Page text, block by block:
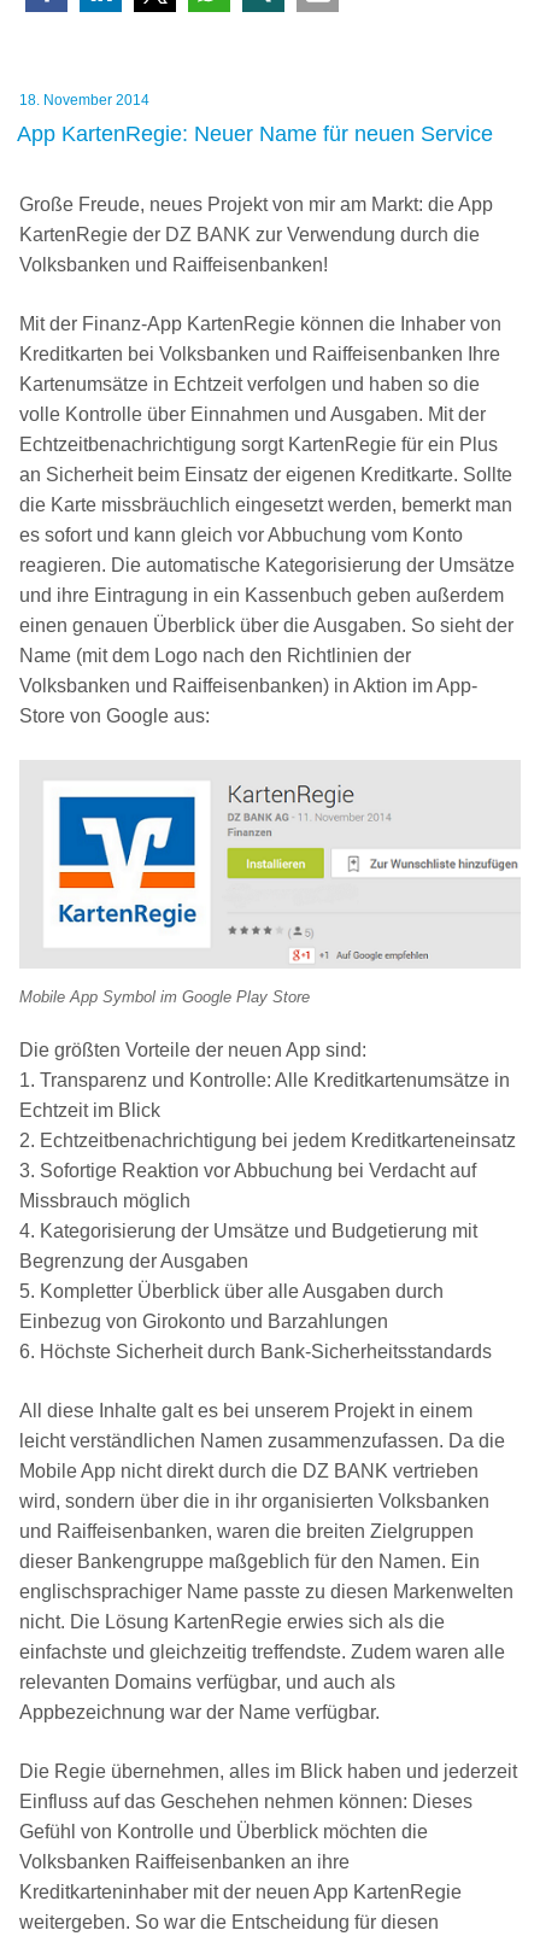
Veröffentlicht
am
18. November 2014
App KartenRegie: Neuer Name für neuen Service
Große Freude, neues Projekt von mir am Markt: die App
KartenRegie der DZ BANK zur Verwendung durch die
Volksbanken und Raiffeisenbanken!
Mit der Finanz-App KartenRegie können die Inhaber von
Kreditkarten bei Volksbanken und Raiffeisenbanken Ihre
Kartenumsätze in Echtzeit verfolgen und haben so die
volle Kontrolle über Einnahmen und Ausgaben. Mit der
Echtzeitbenachrichtigung sorgt KartenRegie für ein Plus
an Sicherheit beim Einsatz der eigenen Kreditkarte. Sollte
die Karte missbräuchlich eingesetzt werden, bemerkt man
es sofort und kann gleich vor Abbuchung vom Konto
reagieren. Die automatische Kategorisierung der Umsätze
und ihre Eintragung in ein Kassenbuch geben außerdem
einen genauen Überblick über die Ausgaben. So sieht der
Name (mit dem Logo nach den Richtlinien der
Volksbanken und Raiffeisenbanken) in Aktion im App-
Store von Google aus:
Mobile App Symbol im Google Play Store
Die größten Vorteile der neuen App sind:
1. Transparenz und Kontrolle: Alle Kreditkartenumsätze in
Echtzeit im Blick
2. Echtzeitbenachrichtigung bei jedem Kreditkarteneinsatz
3. Sofortige Reaktion vor Abbuchung bei Verdacht auf
Missbrauch möglich
4. Kategorisierung der Umsätze und Budgetierung mit
Begrenzung der Ausgaben
5. Kompletter Überblick über alle Ausgaben durch
Einbezug von Girokonto und Barzahlungen
6. Höchste Sicherheit durch Bank-Sicherheitsstandards
All diese Inhalte galt es bei unserem Projekt in einem
leicht verständlichen Namen zusammenzufassen. Da die
Mobile App nicht direkt durch die DZ BANK vertrieben
wird, sondern über die in ihr organisierten Volksbanken
und Raiffeisenbanken, waren die breiten Zielgruppen
dieser Bankengruppe maßgeblich für den Namen. Ein
englischsprachiger Name passte zu diesen Markenwelten
nicht. Die Lösung KartenRegie erwies sich als die
einfachste und gleichzeitig treffendste. Zudem waren alle
relevanten Domains verfügbar, und auch als
Appbezeichnung war der Name verfügbar.
Die Regie übernehmen, alles im Blick haben und jederzeit
Einfluss auf das Geschehen nehmen können: Dieses
Gefühl von Kontrolle und Überblick möchten die
Volksbanken Raiffeisenbanken an ihre
Kreditkarteninhaber mit der neuen App KartenRegie
weitergeben. So war die Entscheidung für diesen